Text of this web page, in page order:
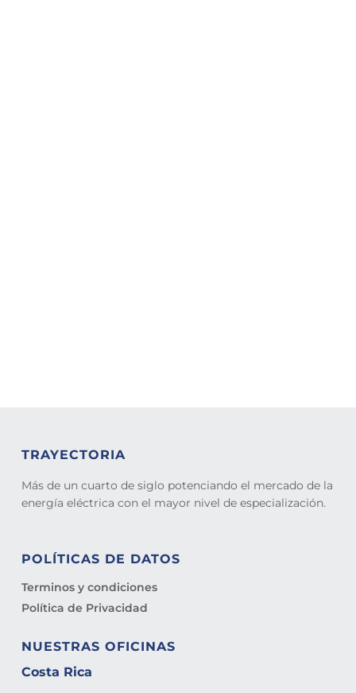
TRAYECTORIA
Más de un cuarto de siglo potenciando el mercado de la
energía eléctrica con el mayor nivel de especialización.
POLÍTICAS DE DATOS
Terminos y condiciones
Política de Privacidad
NUESTRAS OFICINAS
Costa Rica